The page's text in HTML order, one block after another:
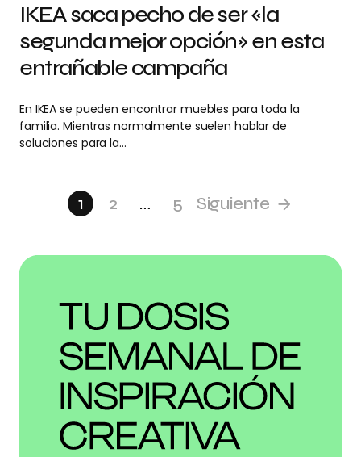
IKEA saca pecho de ser «la
segunda mejor opción» en esta
entrañable campaña
En IKEA se pueden encontrar muebles para toda la
familia. Mientras normalmente suelen hablar de
soluciones para la…
1 2 … 5 Siguiente